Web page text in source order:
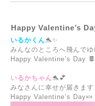
Happy Valentine’s
いるかくん🐬✨
みんなのところへ飛んで
Happy Valentine’s Day 🍫
いるかちゃん🐬💕
みなさんに幸せが届きま
Happy Valentine’s Day🍬